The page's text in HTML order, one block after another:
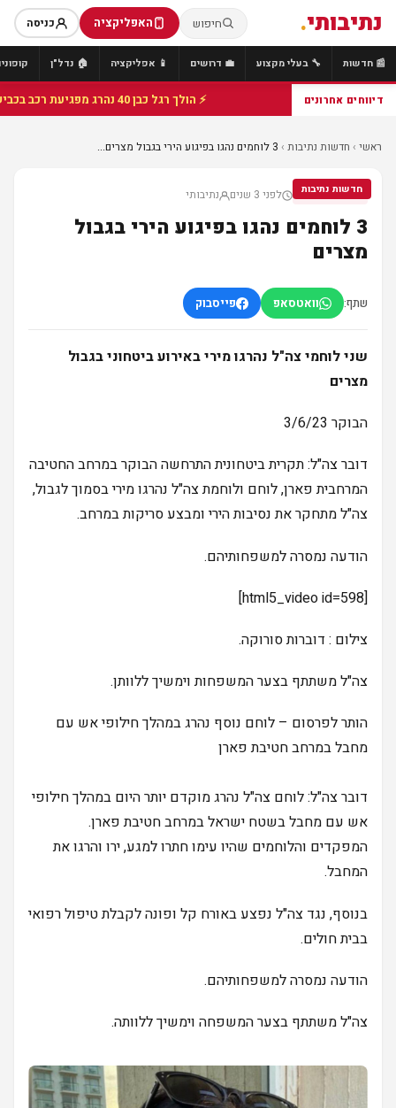
נתיבותי. חיפוש האפליקציה כניסה
📰 חדשות 🔧 בעלי מקצוע 💼 דרושים 📱 אפליקציה 🏠 נדל"ן
דיווחים אחרונים ⚡ הולך רגל כבן 40 נהרג מפגיעת רכב בכביש 25 סמוך לצומת הנשיא, מתנדבי זק"א פועלו בזירה
ראשי › חדשות נתיבות › 3 לוחמים נהגו בפיגוע הירי בגבול מצרים...
חדשות נתיבות
חדשות נתיבות לפני 3 שנים נתיבותי
3 לוחמים נהגו בפיגוע הירי בגבול
מצרים
שתף: וואטסאפ פייסבוק
שני לוחמי צה"ל נהרגו מירי באירוע ביטחוני בגבול
מצרים
הבוקר 3/6/23
דובר צה"ל: תקרית ביטחונית התרחשה הבוקר במרחב החטיבה
המרחבית פארן, לוחם ולוחמת צה"ל נהרגו מירי בסמוך לגבול,
צה"ל מתחקר את נסיבות הירי ומבצע סריקות במרחב.
הודעה נמסרה למשפחותיהם.
[html5_video id=598]
צילום : דוברות סורוקה.
צה"ל משתתף בצער המשפחות וימשיך ללוותן.
הותר לפרסום – לוחם נוסף נהרג במהלך חילופי אש עם
מחבל במרחב חטיבת פארן
דובר צה"ל: לוחם צה"ל נהרג מוקדם יותר היום במהלך חילופי
אש עם מחבל בשטח ישראל במרחב חטיבת פארן.
המפקדים והלוחמים שהיו עימו חתרו למגע, ירו והרגו את
המחבל.
בנוסף, נגד צה"ל נפצע באורח קל ופונה לקבלת טיפול רפואי
בבית חולים.
הודעה נמסרה למשפחותיהם.
צה"ל משתתף בצער המשפחה וימשיך ללוותה.